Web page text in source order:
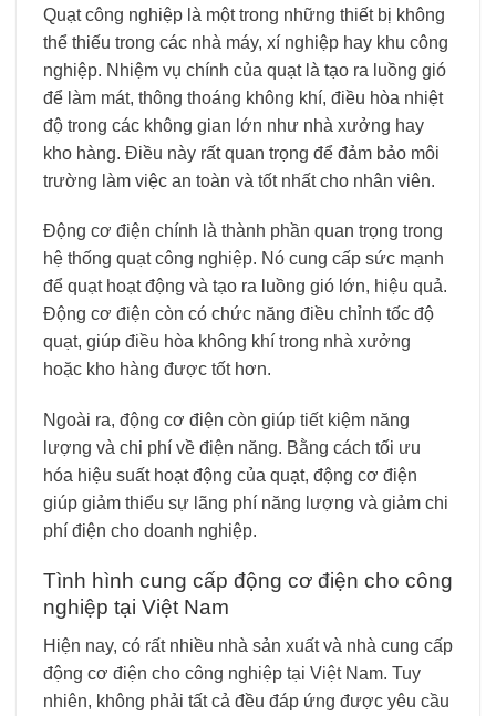
Quạt công nghiệp là một trong những thiết bị không
thể thiếu trong các nhà máy, xí nghiệp hay khu công
nghiệp. Nhiệm vụ chính của quạt là tạo ra luồng gió
để làm mát, thông thoáng không khí, điều hòa nhiệt
độ trong các không gian lớn như nhà xưởng hay
kho hàng. Điều này rất quan trọng để đảm bảo môi
trường làm việc an toàn và tốt nhất cho nhân viên.
Động cơ điện chính là thành phần quan trọng trong
hệ thống quạt công nghiệp. Nó cung cấp sức mạnh
để quạt hoạt động và tạo ra luồng gió lớn, hiệu quả.
Động cơ điện còn có chức năng điều chỉnh tốc độ
quạt, giúp điều hòa không khí trong nhà xưởng
hoặc kho hàng được tốt hơn.
Ngoài ra, động cơ điện còn giúp tiết kiệm năng
lượng và chi phí về điện năng. Bằng cách tối ưu
hóa hiệu suất hoạt động của quạt, động cơ điện
giúp giảm thiểu sự lãng phí năng lượng và giảm chi
phí điện cho doanh nghiệp.
Tình hình cung cấp động cơ điện cho công
nghiệp tại Việt Nam
Hiện nay, có rất nhiều nhà sản xuất và nhà cung cấp
động cơ điện cho công nghiệp tại Việt Nam. Tuy
nhiên, không phải tất cả đều đáp ứng được yêu cầu